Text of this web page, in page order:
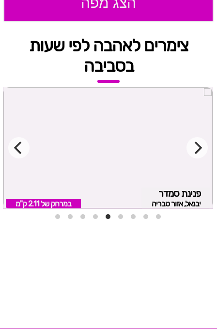
צימרים לאהבה לפי שעות
בסביבה
פנינת סמדר
יבנאל, אזור טבריה במרחק של 2.11 ק"מ